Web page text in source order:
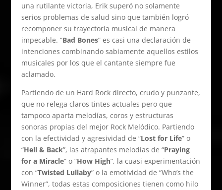
una rutilante victoria, Erik superó no solamente
serios problemas de salud sino que también logró
recomponer su trayectoria musical de manera
impecable. “Bad Bones” es casi una declaración de
intenciones combinando sabiamente aquellos estilos
musicales por los que el cantante siempre fue
aclamado.
Partiendo de un Hard Rock directo, crudo y punzante,
que no relega claros tintes actuales pero que
tampoco aparta melodías, coros y estructuras
sonoras propias del mejor Rock Melódico. Partiendo
con la efectividad y agresividad de “Lost for Life” o
“Hell & Back”, las atrapantes melodías de “Praying
for a Miracle” o “How High”, la cuasi experimentación
con “Twisted Lullaby” o la emotividad de “Who’s the
Winner”, todas estas composiciones tienen como hilo